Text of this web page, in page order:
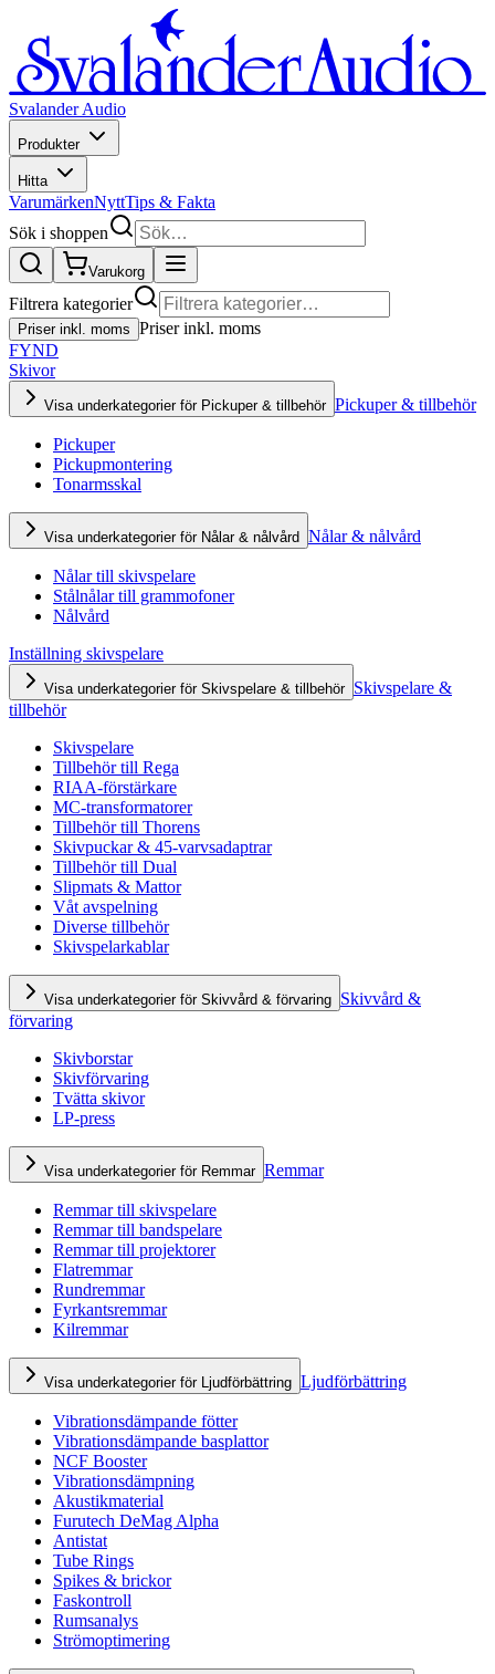
Svalander Audio
Produkter
Hitta
VarumärkenNyttTips & Fakta
Sök i shoppen
Varukorg
Filtrera kategorier
Priser inkl. moms Priser inkl. moms
FYND
Skivor
Visa underkategorier för Pickuper & tillbehör Pickuper & tillbehör
Pickuper
Pickupmontering
Tonarmsskal
Visa underkategorier för Nålar & nålvård Nålar & nålvård
Nålar till skivspelare
Stålnålar till grammofoner
Nålvård
Inställning skivspelare
Visa underkategorier för Skivspelare & tillbehör Skivspelare &
tillbehör
Skivspelare
Tillbehör till Rega
RIAA-förstärkare
MC-transformatorer
Tillbehör till Thorens
Skivpuckar & 45-varvsadaptrar
Tillbehör till Dual
Slipmats & Mattor
Våt avspelning
Diverse tillbehör
Skivspelarkablar
Visa underkategorier för Skivvård & förvaring Skivvård &
förvaring
Skivborstar
Skivförvaring
Tvätta skivor
LP-press
Visa underkategorier för Remmar Remmar
Remmar till skivspelare
Remmar till bandspelare
Remmar till projektorer
Flatremmar
Rundremmar
Fyrkantsremmar
Kilremmar
Visa underkategorier för Ljudförbättring Ljudförbättring
Vibrationsdämpande fötter
Vibrationsdämpande basplattor
NCF Booster
Vibrationsdämpning
Akustikmaterial
Furutech DeMag Alpha
Antistat
Tube Rings
Spikes & brickor
Faskontroll
Rumsanalys
Strömoptimering